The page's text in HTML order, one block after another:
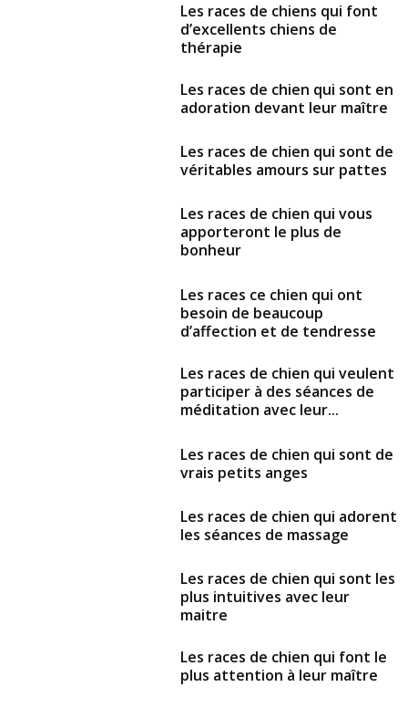
Les races de chiens qui font
d’excellents chiens de
thérapie
Les races de chien qui sont en
adoration devant leur maître
Les races de chien qui sont de
véritables amours sur pattes
Les races de chien qui vous
apporteront le plus de
bonheur
Les races ce chien qui ont
besoin de beaucoup
d’affection et de tendresse
Les races de chien qui veulent
participer à des séances de
méditation avec leur...
Les races de chien qui sont de
vrais petits anges
Les races de chien qui adorent
les séances de massage
Les races de chien qui sont les
plus intuitives avec leur
maitre
Les races de chien qui font le
plus attention à leur maître